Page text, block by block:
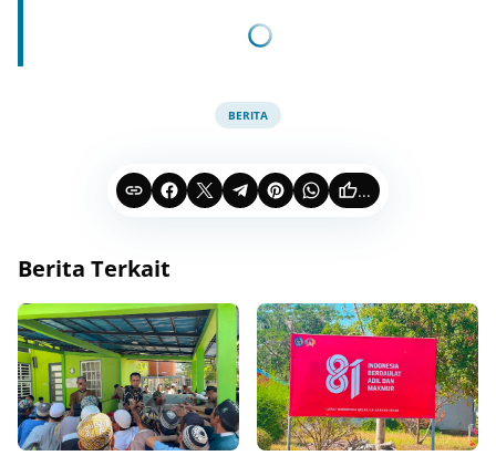
BERITA
...
Berita Terkait